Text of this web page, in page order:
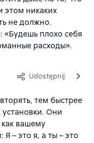
этом никаких
не должно.
«Будешь плохо себя
расходы».
Udostępnij
тем быстрее
Они
вашему
– это я, а ты – это